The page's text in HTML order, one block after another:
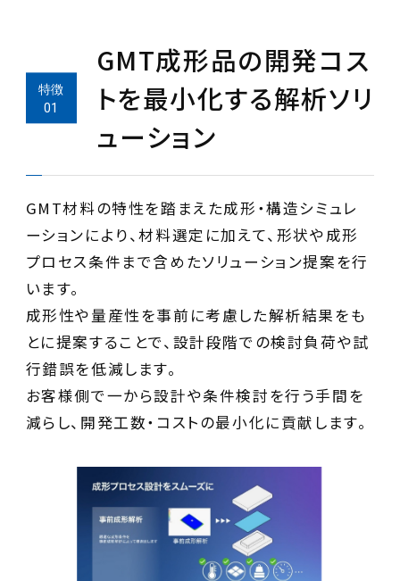
GMT成形品の開発コス
トを最小化する解析ソリ
ューション
GMT材料の特性を踏まえた成形・構造シミュレ
ーションにより、材料選定に加えて、形状や成形
プロセス条件まで含めたソリューション提案を行
います。
成形性や量産性を事前に考慮した解析結果をも
とに提案することで、設計段階での検討負荷や試
行錯誤を低減します。
お客様側で一から設計や条件検討を行う手間を
減らし、開発工数・コストの最小化に貢献します。